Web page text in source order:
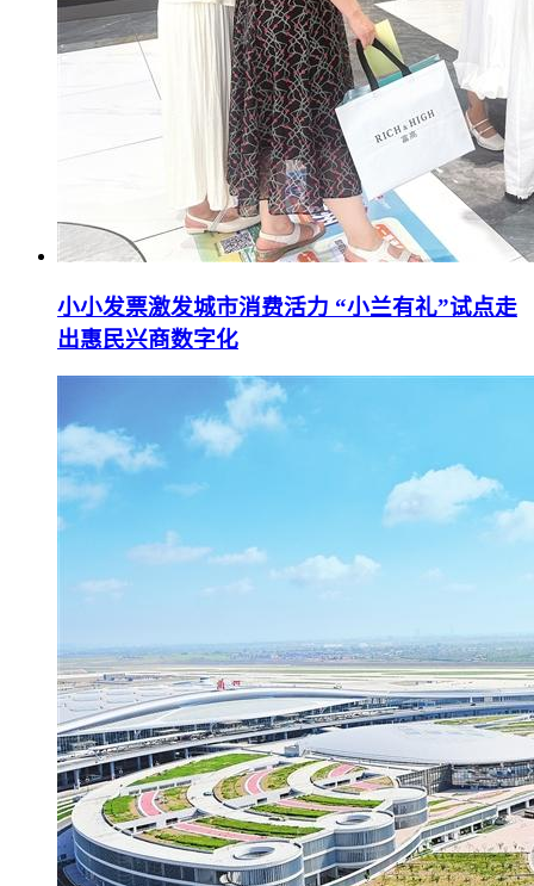
小小发票激发城市消费活力 “小兰有礼”试点走
出惠民兴商数字化